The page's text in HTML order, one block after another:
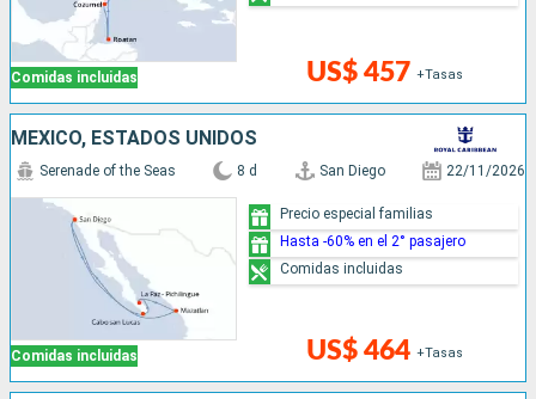
Comidas incluidas US$ 457 +Tasas
MÉXICO, ESTADOS UNIDOS
Comidas incluidas
Serenade of the Seas 8 d San Diego 22/11/2026
US$ 464 +Tasas
Precio especial familias
Hasta -60% en el 2° pasajero
Comidas incluidas